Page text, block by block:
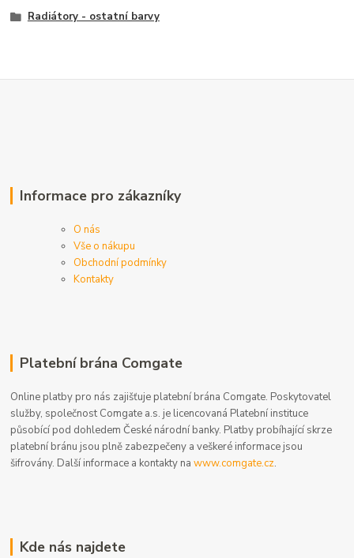
Radiátory - ostatní barvy
Informace pro zákazníky
O nás
Vše o nákupu
Obchodní podmínky
Kontakty
Platební brána Comgate
Online platby pro nás zajišťuje platební brána Comgate. Poskytovatel
služby, společnost Comgate a.s. je licencovaná Platební instituce
působící pod dohledem České národní banky. Platby probíhající skrze
platební bránu jsou plně zabezpečeny a veškeré informace jsou
šifrovány. Další informace a kontakty nawww.comgate.cz.
Kde nás najdete